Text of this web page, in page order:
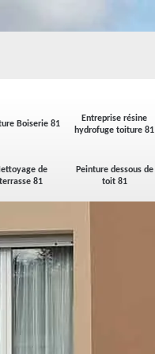
Boiserie 81
Entreprise résine
hydrofuge toiture 81
de
terrasse 81
Peinture dessous de
toit 81